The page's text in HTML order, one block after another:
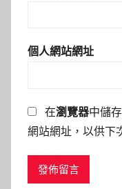
個人網站網址
在瀏覽器中儲
網站網址，以供下